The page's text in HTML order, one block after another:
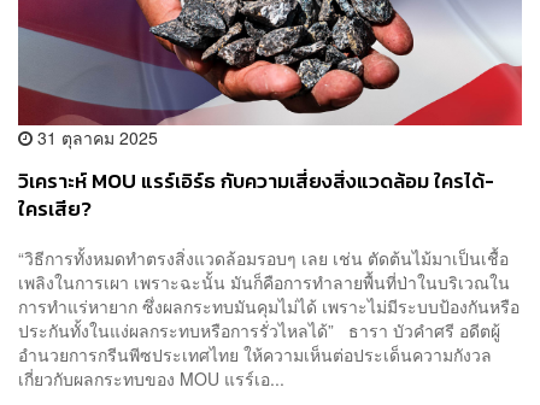
31 ตุลาคม 2025
วิเคราะห์ MOU แรร์เอิร์ธ กับความเสี่ยงสิ่งแวดล้อม ใครได้-
ใครเสีย?
“วิธีการทั้งหมดทำตรงสิ่งแวดล้อมรอบๆ เลย เช่น ตัดต้นไม้มาเป็นเชื้อ
เพลิงในการเผา เพราะฉะนั้น มันก็คือการทำลายพื้นที่ป่าในบริเวณใน
การทำแร่หายาก ซึ่งผลกระทบมันคุมไม่ได้ เพราะไม่มีระบบป้องกันหรือ
ประกันทั้งในแง่ผลกระทบหรือการรั่วไหลได้” ธารา บัวคำศรี อดีตผู้
อำนวยการกรีนพีซประเทศไทย ให้ความเห็นต่อประเด็นความกังวล
เกี่ยวกับผลกระทบของ MOU แรร์เอ...